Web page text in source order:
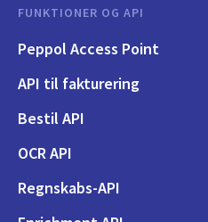
FUNKTIONER OG API
Peppol Access Point
API til fakturering
Bestil API
OCR API
Regnskabs-API